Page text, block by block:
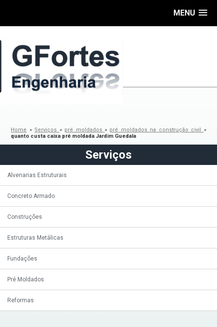
MENU
Home » Serviços » pré moldados» pré moldados na construção civil »
quanto custa caixa pré moldada Jardim Guedala
Serviços
Alvenarias Estruturais
Concreto Armado
Construções
Estruturas Metálicas
Fundações
Pré Moldados
Reformas